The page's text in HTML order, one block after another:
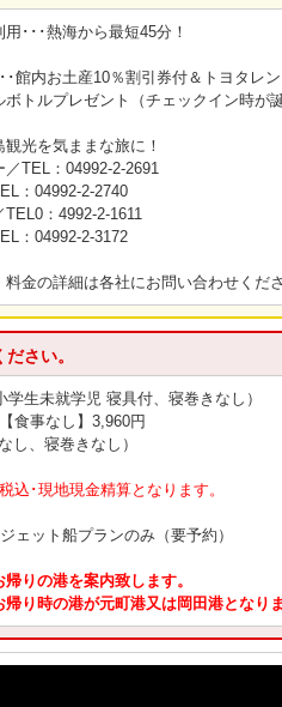
･･･熱海から最短45分！
館内お土産10％割引券付＆トヨタレ
トルプレゼント（チェックイン時が
光を気ままな旅に！
TEL：04992-2-2691
：04992-2-2740
：4992-2-1611
：04992-2-3172
金の詳細は各社にお問い合わせくださ
さい。
生未就学児 寝具付、寝巻きなし）
食事なし】3,960円
し、寝巻きなし）
込･現地現金精算となります。
ェット船プランのみ（要予約）
りの港を案内致します。
り時の港が元町港又は岡田港となりま